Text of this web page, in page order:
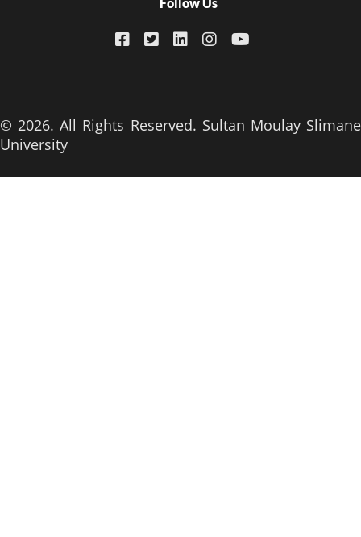
© 2026. All Rights Reserved. Sultan Moulay Slimane
University